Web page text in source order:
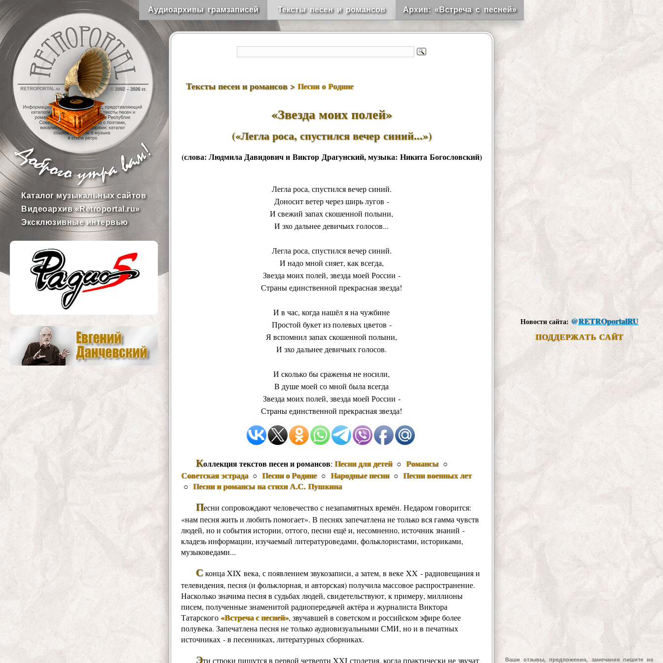
Аудиоархивы грамзаписей Тексты песен и романсов Архив: «Встреча с песней»
RETROPORTAL.ru © 2002 – 2026 гг.
Каталог музыкальных сайтов
Видеоархив «Retroportal.ru»
Эксклюзивные интервью
Тексты песен и романсов > Песни о Родине
«Звезда моих полей»
(«Легла роса, спустился вечер синий...»)
(слова: Людмила Давидовичи Виктор Драгунский, музыка: Никита Богословский)
Легла роса, спустился вечер синий.
Доносит ветер через ширь лугов -
И свежий запах скошенной полыни,
И эхо дальнее девичьих голосов...
Легла роса, спустился вечер синий.
И надо мной сияет, как всегда,
Звезда моих полей, звезда моей России -
Страны единственной прекрасная звезда!
И в час, когда нашёл я на чужбине
Простой букет из полевых цветов -
Я вспомнил запах скошенной полыни,
И эхо дальнее девичьих голосов.
И сколько бы сраженья не носили,
В душе моей со мной была всегда
Звезда моих полей, звезда моей России -
Страны единственной прекрасная звезда!
Коллекция текстов песен и романсов: Песни для детей○ Романсы ○
Советская эстрада○ Песни о Родине○ Народные песни○ Песни военных лет
○ Песни и романсы на стихи А.С. Пушкина
Песни сопровождают человечество с незапамятных времён. Недаром говорится:
«нам песня жить и любить помогает». В песнях запечатлена не только вся гамма чувств
людей, но и события истории, оттого, песни ещё и, несомненно, источник знаний -
кладезь информации, изучаемый литературоведами, фольклористами, историками,
музыковедами...
Сконца XIX века, с появлением звукозаписи, а затем, в веке XX - радиовещания и
телевидения, песня (и фольклорная, и авторская) получила массовое распространение.
Насколько значима песня в судьбах людей, свидетельствуют, к примеру, миллионы
писем, полученные знаменитой радиопередачей актёра и журналиста Виктора
Татарского«Встреча с песней», звучавшей в советском и российском эфире более
полувека. Запечатлена песня не только аудиовизуальными СМИ, но и в печатных
источниках - в песенниках, литературных сборниках.
Эти строки пишутся в первой четверти XXI столетия, когда практически не звучат
Новости сайта:@RETROportalRU
ПОДДЕРЖАТЬ САЙТ
Ваши отзывы, предложения, замечания пишите на